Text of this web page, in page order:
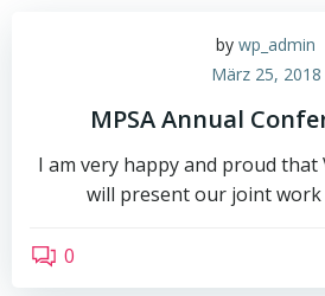
by wp_admin
März 25, 2018
MPSA Annual
I am very happy and proud that
will present our joint work
0